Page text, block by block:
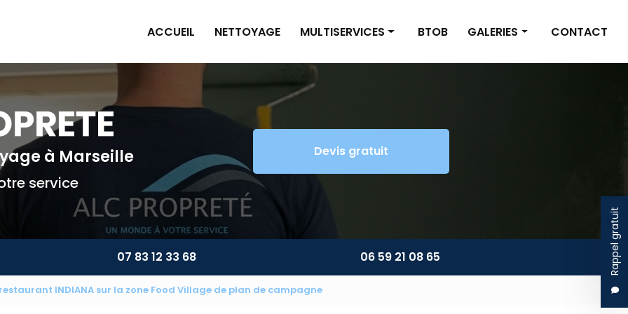
Rappel gratuit
ACCUEIL
NETTOYAGE MULTISERVICES
Petite maçonnerie
Aménagement extérieur
Multiservices
BTOB GALERIES CONTACT
à Marseille
service
Devis gratuit
07 83 12 33 68 06 59 21 08 65
INDIANA sur la zone Food Village de plan de campagne